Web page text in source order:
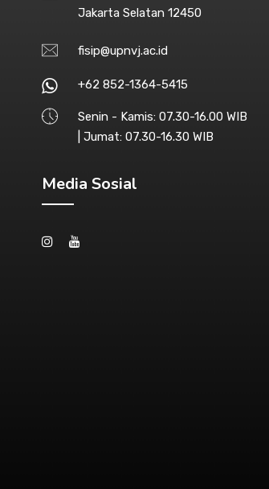
Jakarta Selatan 12450
fisip@upnvj.ac.id
+62 852-1364-5415
Senin - Kamis: 07.30-16.00 WIB
| Jumat: 07.30-16.30 WIB
Media Sosial